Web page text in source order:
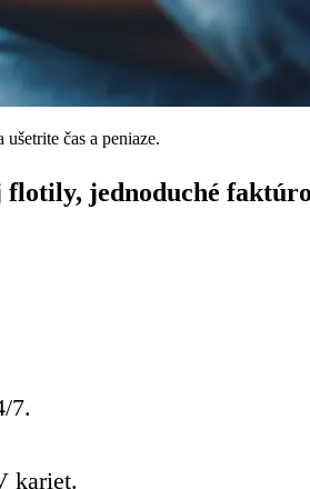
čas a peniaze.
jednoduché
7.
kariet.